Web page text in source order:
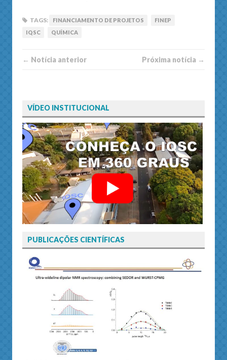
TAGS: FINANCIAMENTO DE PROJETOS
FINEP
IQSC
QUÍMICA
← Notí­cia anterior Próxima notí­­cia →
VÍDEO INSTITUCIONAL
PUBLICAÇÕES CIENTÍFICAS